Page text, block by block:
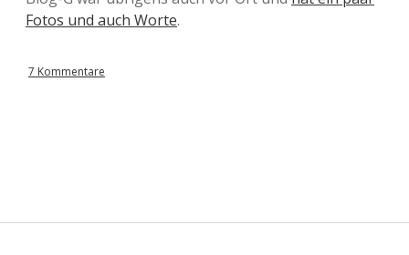
Fotos und auch Worte.
7 Kommentare